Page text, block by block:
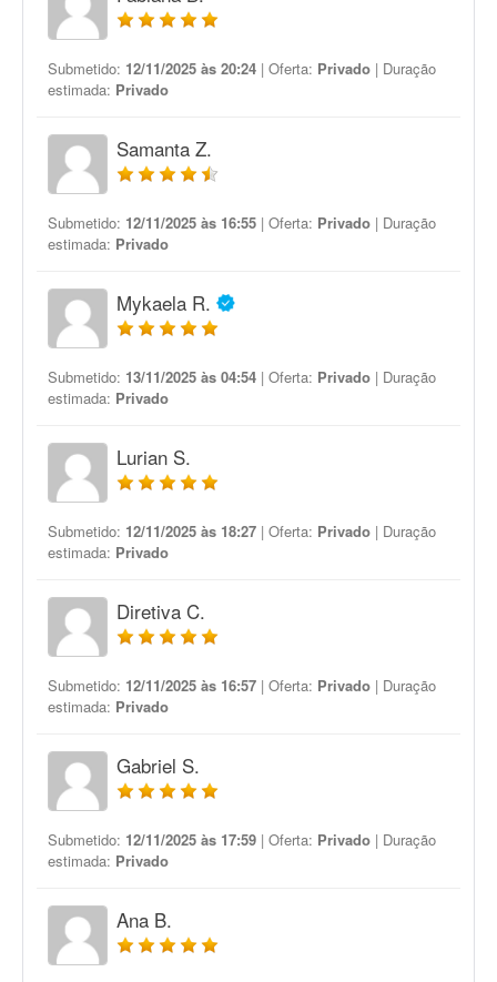
Submetido: 12/11/2025 às 20:24 | Oferta: Privado | Duração
estimada: Privado
Samanta Z.
Submetido: 12/11/2025 às 16:55 | Oferta: Privado | Duração
estimada: Privado
Mykaela R.
Submetido: 13/11/2025 às 04:54 | Oferta: Privado | Duração
estimada: Privado
Lurian S.
Submetido: 12/11/2025 às 18:27 | Oferta: Privado | Duração
estimada: Privado
Diretiva C.
Submetido: 12/11/2025 às 16:57 | Oferta: Privado | Duração
estimada: Privado
Gabriel S.
Submetido: 12/11/2025 às 17:59 | Oferta: Privado | Duração
estimada: Privado
Ana B.